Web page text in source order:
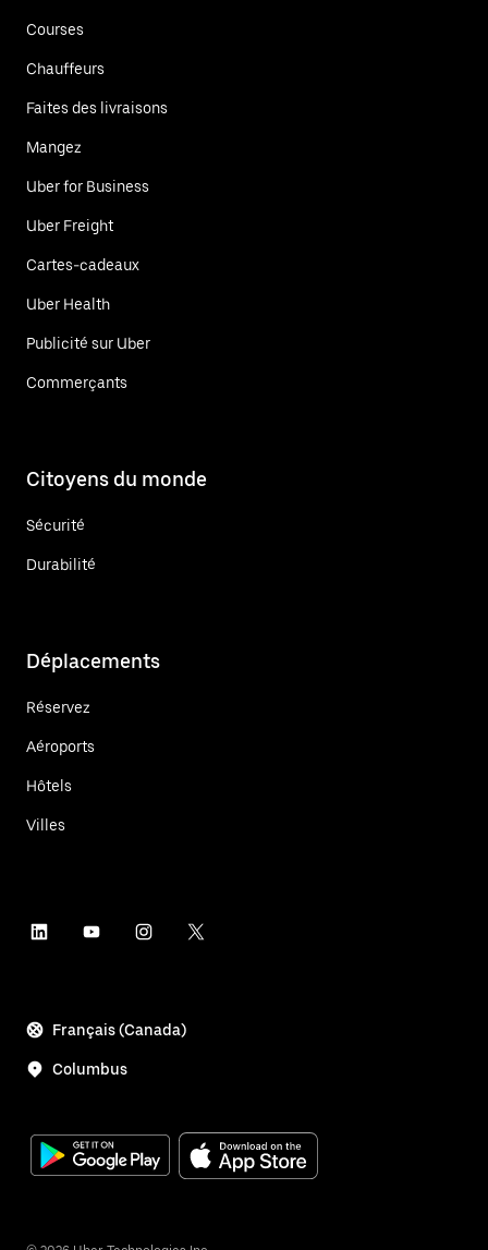
Courses
Chauffeurs
Faites des livraisons
Mangez
Uber for Business
Uber Freight
Cartes-cadeaux
Uber Health
Publicité sur Uber
Commerçants
Citoyens du monde
Sécurité
Durabilité
Déplacements
Réservez
Aéroports
Hôtels
Villes
Français (Canada)
Columbus